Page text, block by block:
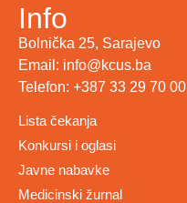
Info
Bolnička 25, Sarajevo
Email: info@kcus.ba
Telefon: +387 33 29 70 00
Lista čekanja
Konkursi i oglasi
Javne nabavke
Medicinski žurnal